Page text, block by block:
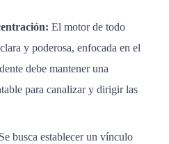
El motor de todo
y poderosa, enfocada en el
debe mantener una
para canalizar y dirigir las
Se busca establecer un vínculo